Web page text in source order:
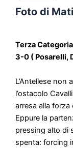
Foto di
Terza
3-0 ( Posarelli,
L’Antellese non
l’ostacolo
arresa alla
Eppure la
pressing alto di
spenta: forcing